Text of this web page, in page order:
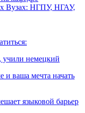
Вузах: НГПУ, НГАУ,
учили немецкий
и ваша мечта начать
языковой барьер